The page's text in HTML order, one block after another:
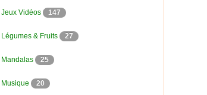
Jeux Vidéos 147
Légumes & Fruits 27
Mandalas 25
Musique 20